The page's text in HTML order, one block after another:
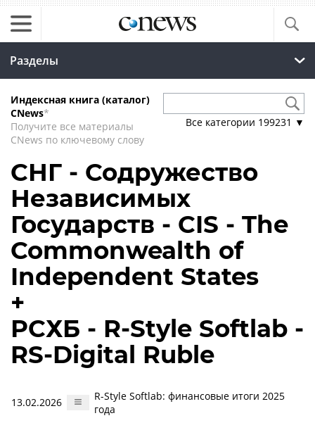
Разделы
Индексная книга (каталог)
CNews*
Получите все материалы
CNews по ключевому слову
Все категории 199231 ▼
СНГ - Содружество
Независимых
Государств - CIS - The
Commonwealth of
Independent States
+
РСХБ - R-Style Softlab -
RS-Digital Ruble
13.02.2026
R-Style Softlab: финансовые итоги 2025
года